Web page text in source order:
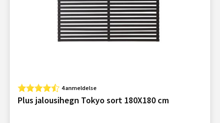
4 anmeldelse
Plus jalousihegn Tokyo sort 180X180 cm